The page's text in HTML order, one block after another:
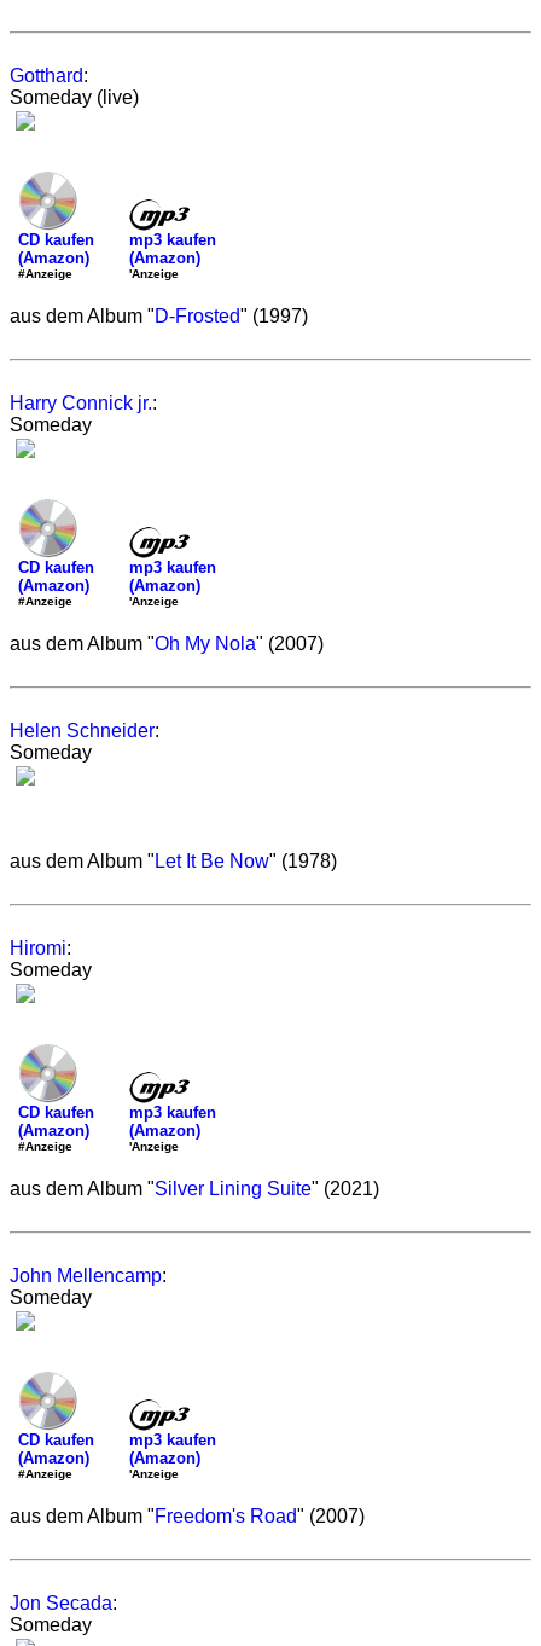
Gotthard:
Someday (live)
CD kaufen
(Amazon)
#Anzeige
mp3 kaufen
(Amazon)
'Anzeige
aus dem Album "D-Frosted" (1997)
Harry Connick jr.:
Someday
CD kaufen
(Amazon)
#Anzeige
mp3 kaufen
(Amazon)
'Anzeige
aus dem Album "Oh My Nola" (2007)
Helen Schneider:
Someday
aus dem Album " Let It Be Now" (1978)
Hiromi:
Someday
CD kaufen
(Amazon)
#Anzeige
mp3 kaufen
(Amazon)
'Anzeige
aus dem Album "Silver Lining Suite" (2021)
John Mellencamp:
Someday
CD kaufen
(Amazon)
#Anzeige
mp3 kaufen
(Amazon)
'Anzeige
aus dem Album "Freedom's Road" (2007)
Jon Secada:
Someday